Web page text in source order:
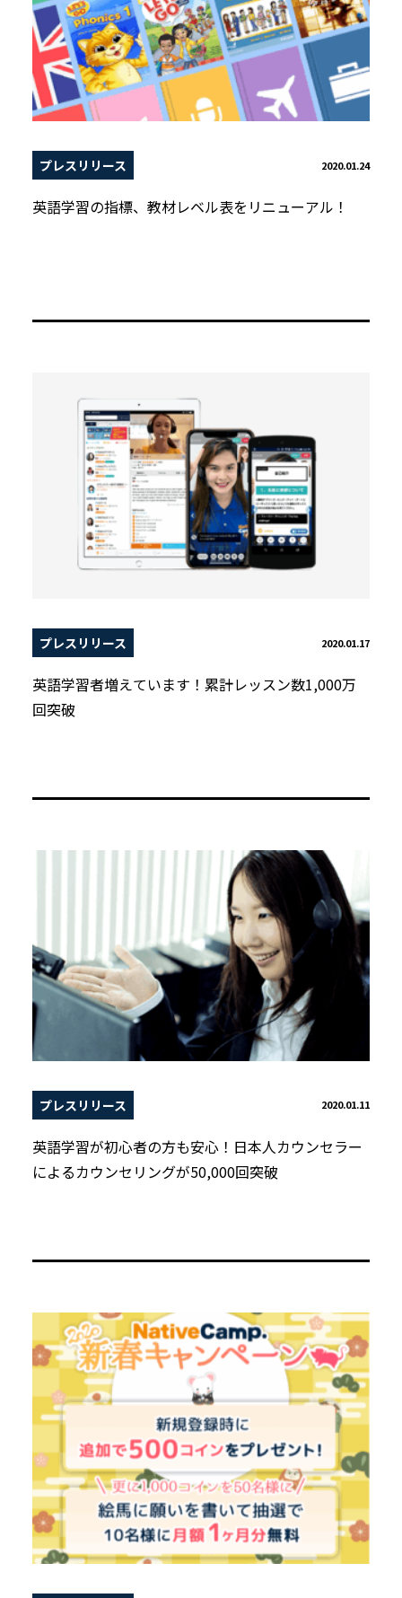
プレスリリース 2020.01.24
英語学習の指標、教材レベル表をリニューアル！
プレスリリース 2020.01.17
英語学習者増えています！累計レッスン数1,000万
回突破
プレスリリース 2020.01.11
英語学習が初心者の方も安心！日本人カウンセラー
によるカウンセリングが50,000回突破